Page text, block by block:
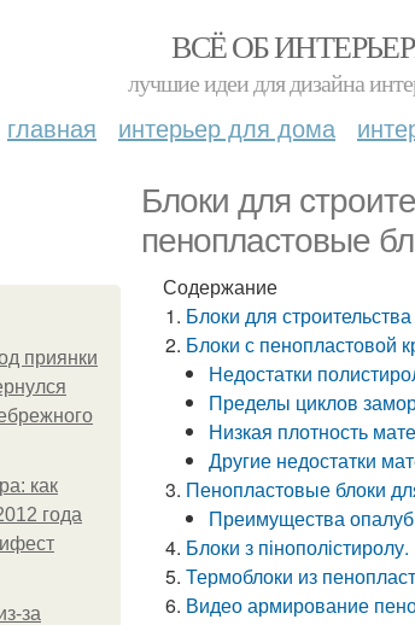
ВСЁ ОБ
лучшие идеи для дизайна
главная интерьер для дома
Блоки для
пенопластовые
приянки
как
года
за
Содержание
Блоки для
Блоки с пенопластовой
Недостатки
Пределы циклов
Низкая плотность
Другие недостатки
Пенопластовые блоки
Преимущества
Блоки з
Термоблоки из
Видео армирование